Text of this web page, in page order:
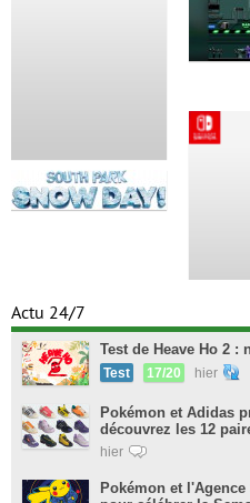
Actu 24/7
Test de Heave Ho 2 :
Test 17/20 hier
Pokémon et Adidas
découvrez les 12
hier
Pokémon et